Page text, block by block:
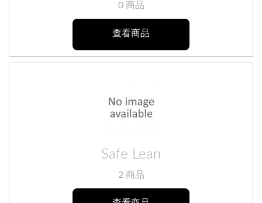
0 商品
查看商品
Safe Lean
2 商品